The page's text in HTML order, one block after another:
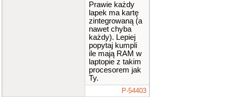
Prawie każdy
lapek ma kartę
zintegrowaną (a
nawet chyba
każdy). Lepiej
popytaj kumpli
ile mają RAM w
laptopie z takim
procesorem jak
Ty.
P-54403